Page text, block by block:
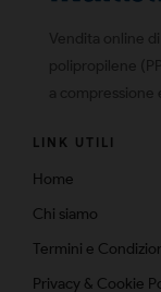
LINK UTILI
Home
Chi siamo
Termini e
Privacy & Cookie